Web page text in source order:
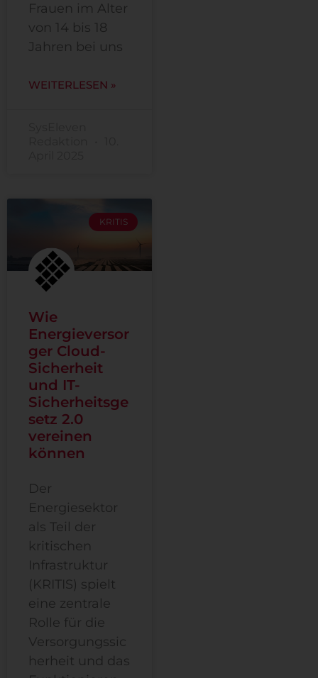
Frauen im Alter
von 14 bis 18
Jahren bei uns
WEITERLESEN »
KRITIS
Wie
Energieversor
ger Cloud-
Sicherheit
und IT-
Sicherheitsge
setz 2.0
vereinen
können
Der
Energiesektor
als Teil der
kritischen
Infrastruktur
(KRITIS) spielt
eine zentrale
Rolle für die
Versorgungssic
herheit und das